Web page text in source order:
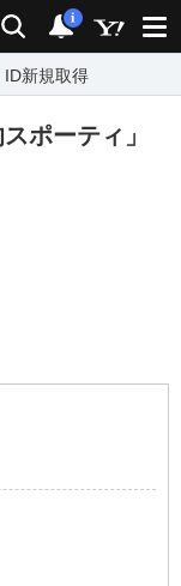
検索 通知
i
ID新規取得
ポーティ」